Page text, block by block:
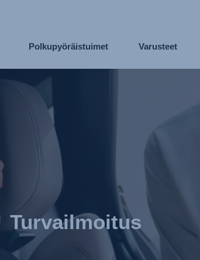
Polkupyöräistuimet Varusteet
Turvailmoitus